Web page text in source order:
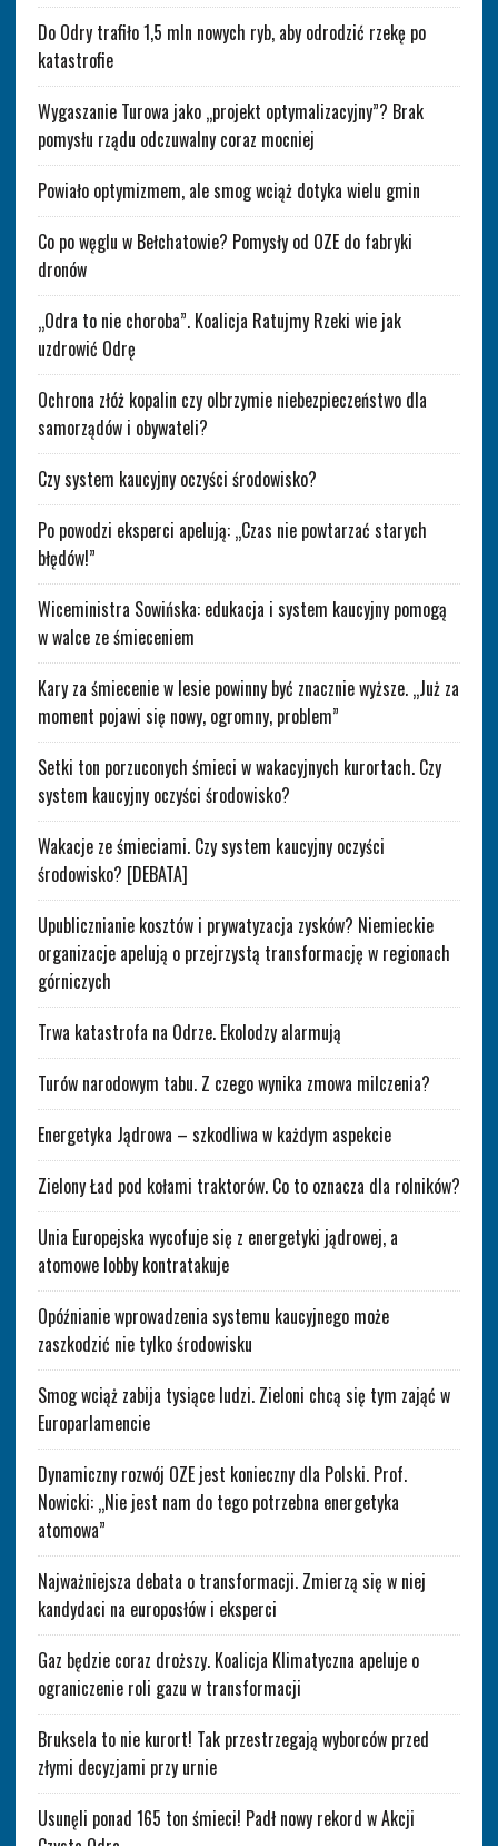
Do Odry trafiło 1,5 mln nowych ryb, aby odrodzić rzekę po
katastrofie
Wygaszanie Turowa jako „projekt optymalizacyjny”? Brak
pomysłu rządu odczuwalny coraz mocniej
Powiało optymizmem, ale smog wciąż dotyka wielu gmin
Co po węglu w Bełchatowie? Pomysły od OZE do fabryki
dronów
„Odra to nie choroba”. Koalicja Ratujmy Rzeki wie jak
uzdrowić Odrę
Ochrona złóż kopalin czy olbrzymie niebezpieczeństwo dla
samorządów i obywateli?
Czy system kaucyjny oczyści środowisko?
Po powodzi eksperci apelują: „Czas nie powtarzać starych
błędów!”
Wiceministra Sowińska: edukacja i system kaucyjny pomogą
w walce ze śmieceniem
Kary za śmiecenie w lesie powinny być znacznie wyższe. „Już za
moment pojawi się nowy, ogromny, problem”
Setki ton porzuconych śmieci w wakacyjnych kurortach. Czy
system kaucyjny oczyści środowisko?
Wakacje ze śmieciami. Czy system kaucyjny oczyści
środowisko? [DEBATA]
Upublicznianie kosztów i prywatyzacja zysków? Niemieckie
organizacje apelują o przejrzystą transformację w regionach
górniczych
Trwa katastrofa na Odrze. Ekolodzy alarmują
Turów narodowym tabu. Z czego wynika zmowa milczenia?
Energetyka Jądrowa – szkodliwa w każdym aspekcie
Zielony Ład pod kołami traktorów. Co to oznacza dla rolników?
Unia Europejska wycofuje się z energetyki jądrowej, a
atomowe lobby kontratakuje
Opóźnianie wprowadzenia systemu kaucyjnego może
zaszkodzić nie tylko środowisku
Smog wciąż zabija tysiące ludzi. Zieloni chcą się tym zająć w
Europarlamencie
Dynamiczny rozwój OZE jest konieczny dla Polski. Prof.
Nowicki: „Nie jest nam do tego potrzebna energetyka
atomowa”
Najważniejsza debata o transformacji. Zmierzą się w niej
kandydaci na europosłów i eksperci
Gaz będzie coraz droższy. Koalicja Klimatyczna apeluje o
ograniczenie roli gazu w transformacji
Bruksela to nie kurort! Tak przestrzegają wyborców przed
złymi decyzjami przy urnie
Usunęli ponad 165 ton śmieci! Padł nowy rekord w Akcji